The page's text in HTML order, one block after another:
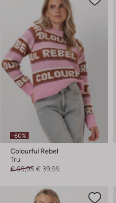
-60%
Colourful Rebel
Trui
€ 99,95 € 39,99